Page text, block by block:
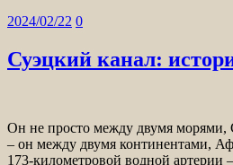
2024/02/22 0
Суэцкий канал:
Он не просто между двумя
– он между двумя континентами,
173-километровой водной артерии